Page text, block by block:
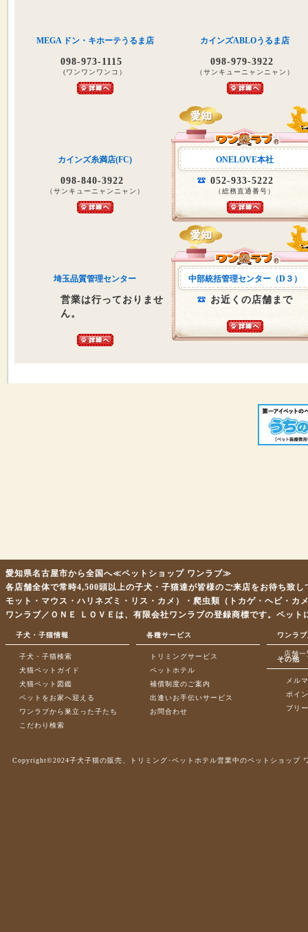
MEGA ドン・キホーテうるま店
098-973-1115
(ワンワンワンコ）
カインズABLOうるま店
098-979-3922
（サンキューニャンニャン）
カインズ糸満店(FC)
098-840-3922
（サンキューニャンニャン）
ONELOVE本社
052-933-5222
（総務直通番号）
埼玉品質管理センター
営業は行っておりませ
ん。
中部統括管理センター（D３）
お近くの店舗まで
愛知県名古屋市から全国へ≪ペットショップ ワンラブ≫
各店舗全体で常時4,500頭以上の子犬・子猫達が皆様のご来店をお待ち致
モット・マウス・ハリネズミ・リス・カメ）・爬虫類（トカゲ・ヘビ・
ワンラブ／ＯＮＥ ＬＯＶＥは、有限会社ワンラブの登録商標です。ペッ
子犬・子猫情報 各種サービス ワンラ
子犬・子猫検索
犬猫ペットガイド
犬猫ペット図鑑
ペットをお家へ迎える
ワンラブから巣立った子たち
こだわり検索
トリミングサービス
ペットホテル
補償制度のご案内
出逢いお手伝いサービス
お問合わせ
店舗一
その他
メル
ポイ
ブリ
Copyright©2024子犬子猫の販売、トリミング･ペットホテル営業中のペットショップ